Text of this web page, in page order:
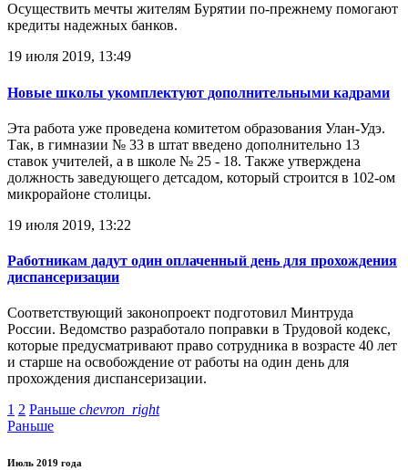
Осуществить мечты жителям Бурятии по-прежнему помогают
кредиты надежных банков.
19 июля 2019, 13:49
Новые школы укомплектуют дополнительными кадрами
Эта работа уже проведена комитетом образования Улан-Удэ.
Так, в гимназии № 33 в штат введено дополнительно 13
ставок учителей, а в школе № 25 - 18. Также утверждена
должность заведующего детсадом, который строится в 102-ом
микрорайоне столицы.
19 июля 2019, 13:22
Работникам дадут один оплаченный день для прохождения
диспансеризации
Соответствующий законопроект подготовил Минтруда
России. Ведомство разработало поправки в Трудовой кодекс,
которые предусматривают право сотрудника в возрасте 40 лет
и старше на освобождение от работы на один день для
прохождения диспансеризации.
1 2 Раньше chevron_right
Раньше
Июль 2019 года